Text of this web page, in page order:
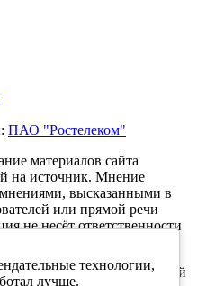
ПАО "Ростелеком"
материалов сайта
на источник. Мнение
высказанными в
или прямой речи
не несёт ответственности
в Федеральной
технологии,
лучше.